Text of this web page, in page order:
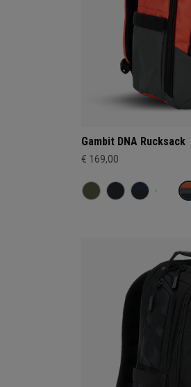
Gambit DNA Rucksack
€ 169,00